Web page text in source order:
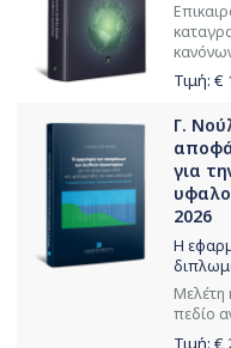
Τιμή: €
Γ.
για
2026
Η
Μελέτη
πεδίο
Τιμή: €